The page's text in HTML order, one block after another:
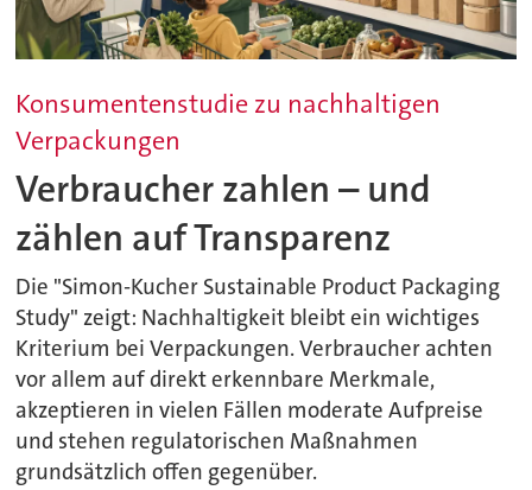
Konsumentenstudie zu nachhaltigen
Verpackungen
Verbraucher zahlen – und
zählen auf Transparenz
Die "Simon-Kucher Sustainable Product Packaging
Study" zeigt: Nachhaltigkeit bleibt ein wichtiges
Kriterium bei Verpackungen. Verbraucher achten
vor allem auf direkt erkennbare Merkmale,
akzeptieren in vielen Fällen moderate Aufpreise
und stehen regulatorischen Maßnahmen
grundsätzlich offen gegenüber.